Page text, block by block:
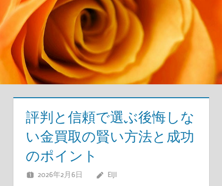
評判と信頼で選ぶ後悔しな
い金買取の賢い方法と成功
のポイント
2026年2月6日 EIJI